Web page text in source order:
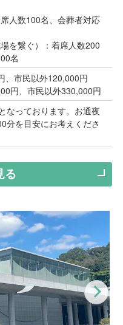
人数100名、会葬者対応
を繋ぐ）：着席人数200
名
、市民以外120,000円
円、市民以外330,000円
なっております。お通夜
分を目安にお考えくださ
る